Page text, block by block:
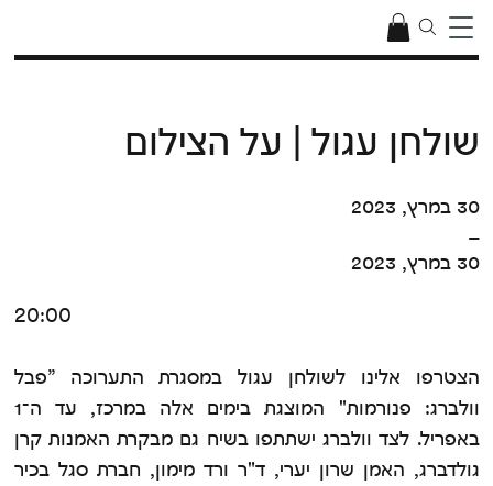
שולחן עגול | על הצילום
30 במרץ, 2023
–
30 במרץ, 2023
20:00
הצטרפו אלינו לשולחן עגול במסגרת התערוכה ”פבל
וולברג: פנורמות" המוצגת בימים אלה במרכז, עד ה־1
באפריל. לצד וולברג ישתתפו בשיח גם מבקרת האמנות קרן
גולדברג, האמן שרון יערי, ד"ר ורד מימון, חברת סגל בכיר